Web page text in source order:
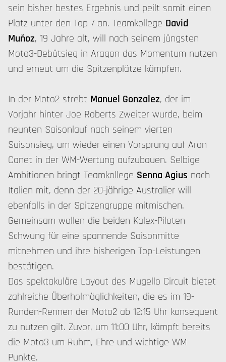
sein bisher bestes Ergebnis und peilt somit einen
Platz unter den Top 7 an. Teamkollege David
Muñoz, 19 Jahre alt, will nach seinem jüngsten
Moto3-Debütsieg in Aragon das Momentum nutzen
und erneut um die Spitzenplätze kämpfen.
In der Moto2 strebt Manuel Gonzalez, der im
Vorjahr hinter Joe Roberts Zweiter wurde, beim
neunten Saisonlauf nach seinem vierten
Saisonsieg, um wieder einen Vorsprung auf Aron
Canet in der WM-Wertung aufzubauen. Selbige
Ambitionen bringt Teamkollege Senna Agius nach
Italien mit, denn der 20-jährige Australier will
ebenfalls in der Spitzengruppe mitmischen.
Gemeinsam wollen die beiden Kalex-Piloten
Schwung für eine spannende Saisonmitte
mitnehmen und ihre bisherigen Top-Leistungen
bestätigen.
Das spektakuläre Layout des Mugello Circuit bietet
zahlreiche Überholmöglichkeiten, die es im 19-
Runden-Rennen der Moto2 ab 12:15 Uhr konsequent
zu nutzen gilt. Zuvor, um 11:00 Uhr, kämpft bereits
die Moto3 um Ruhm, Ehre und wichtige WM-
Punkte.